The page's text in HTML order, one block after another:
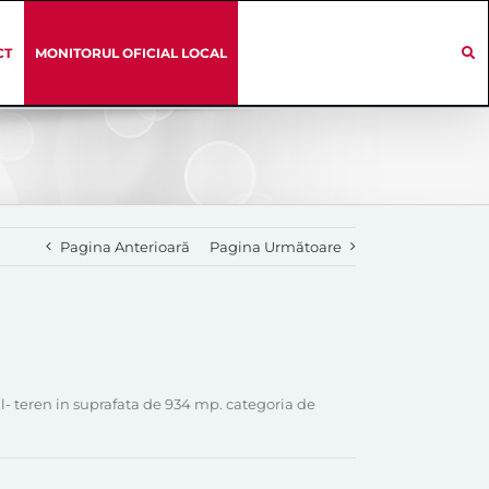
MONITORUL OFICIAL LOCAL
Pagina Anterioară Pagina Următoare
in suprafata de 934 mp. categoria de